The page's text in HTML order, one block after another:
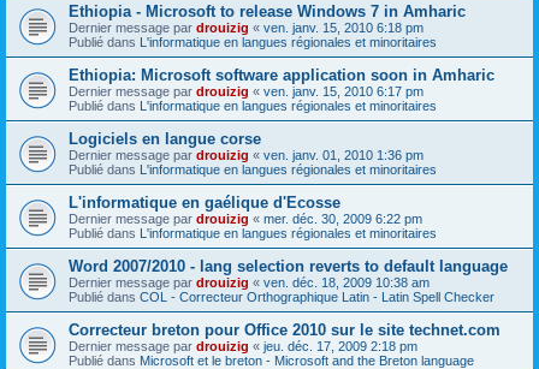
Ethiopia - Microsoft to release Windows 7 in Amharic
Dernier message par drouizig « ven. janv. 15, 2010 6:18 pm
Publié dans L'informatique en langues régionales et minoritaires
Ethiopia: Microsoft software application soon in Amharic
Dernier message par drouizig « ven. janv. 15, 2010 6:17 pm
Publié dans L'informatique en langues régionales et minoritaires
Logiciels en langue corse
Dernier message par drouizig « ven. janv. 01, 2010 1:36 pm
Publié dans L'informatique en langues régionales et minoritaires
L'informatique en gaélique d'Ecosse
Dernier message par drouizig « mer. déc. 30, 2009 6:22 pm
Publié dans L'informatique en langues régionales et minoritaires
Word 2007/2010 - lang selection reverts to default language
Dernier message par drouizig « ven. déc. 18, 2009 10:38 am
Publié dans COL - Correcteur Orthographique Latin - Latin Spell Checker
Correcteur breton pour Office 2010 sur le site technet.com
Dernier message par drouizig « jeu. déc. 17, 2009 2:18 pm
Publié dans Microsoft et le breton - Microsoft and the Breton language